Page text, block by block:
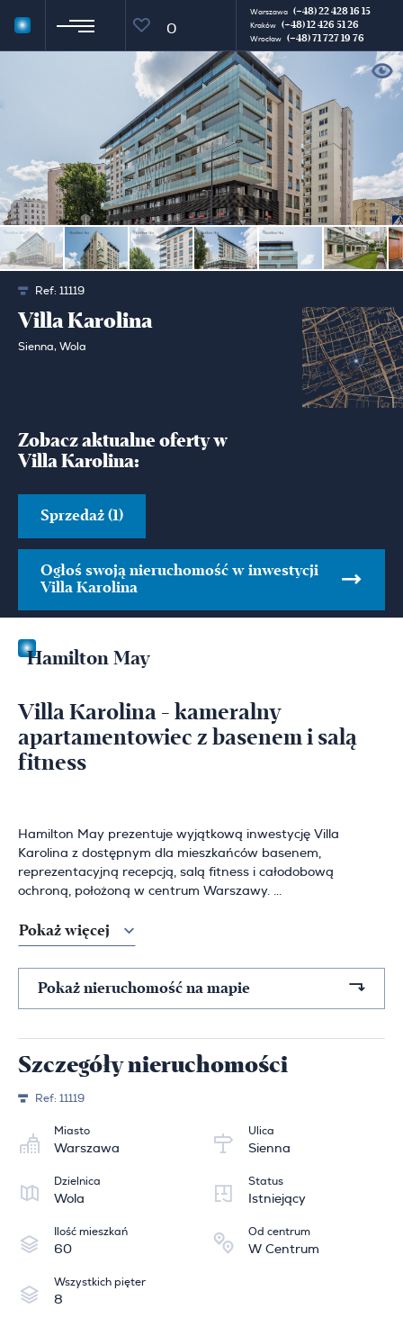
0
Warszawa (+48) 22 428 16 15
Kraków (+48) 12 426 51 26
Wrocław (+48) 71 727 19 76
Ref: 11119
Villa Karolina
Sienna, Wola
Zobacz aktualne oferty w
Villa Karolina:
Sprzedaż (1)
Ogłoś swoją nieruchomość w inwestycji
Villa Karolina
Hamilton May
Villa Karolina - kameralny
apartamentowiec z basenem i salą
fitness
Hamilton May prezentuje wyjątkową inwestycję Villa
Karolina z dostępnym dla mieszkańców basenem,
reprezentacyjną recepcją, salą fitness i całodobową
ochroną, położoną w centrum Warszawy. ...
Pokaż więcej
Pokaż nieruchomość na mapie
Szczegóły nieruchomości
Ref: 11119
Miasto
Warszawa
Ulica
Sienna
Dzielnica
Wola
Status
Istniejący
Ilość mieszkań
60
Od centrum
W Centrum
Wszystkich pięter
8